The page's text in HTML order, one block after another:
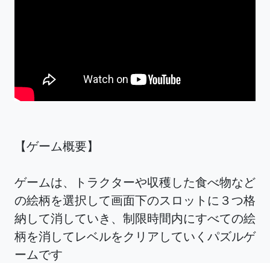
【ゲーム概要】
ゲームは、トラクターや収穫した食べ物など
の絵柄を選択して画面下のスロットに３つ格
納して消していき、制限時間内にすべての絵
柄を消してレベルをクリアしていくパズルゲ
ームです